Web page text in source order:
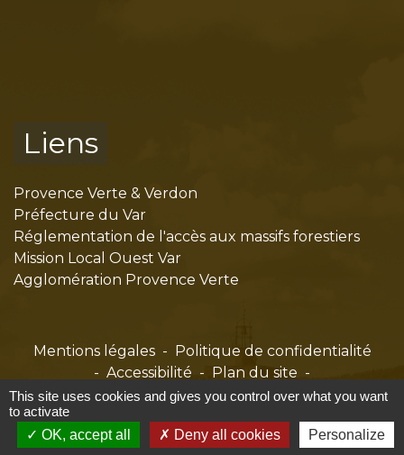
Liens
Provence Verte & Verdon
Préfecture du Var
Réglementation de l'accès aux massifs forestiers
Mission Local Ouest Var
Agglomération Provence Verte
Mentions légales - Politique de confidentialité
- Accessibilité - Plan du site -
Gestion des cookies
Site créé en partenariat avec Réseau des Communes
This site uses cookies and gives you control over what you want
to activate
OK, accept all
Deny all cookies Personalize